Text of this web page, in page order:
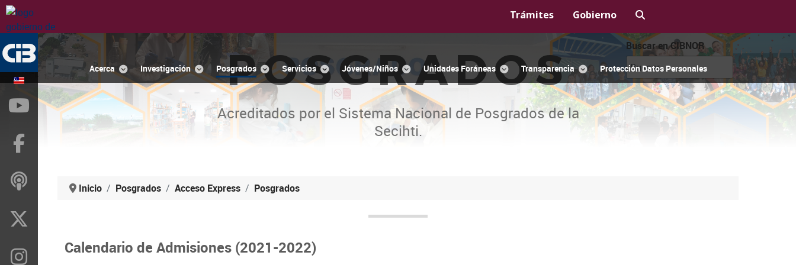
Trámites Gobierno
Acerca Investigación Posgrados Servicios Jóvenes/Niños Unidades Foráneas Transparencia Protección Datos Personales
POSGRADOS
Acreditados por el Sistema Nacional de Posgrados de la
Secihti.
Buscar en CIBNOR
Inicio Posgrados Acceso Express Posgrados
Calendario de Admisiones (2021-2022)
YouTube
ivoox
Instragram